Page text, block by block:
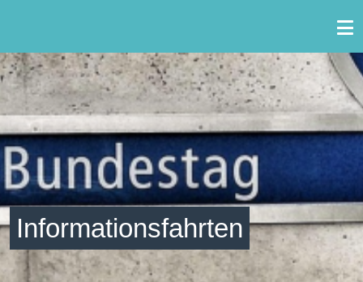
Informationsfahrten